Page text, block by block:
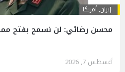
إيران,أمريكا
محسن رضائي: لن نسمح بفتح
أغسطس 7, 2026